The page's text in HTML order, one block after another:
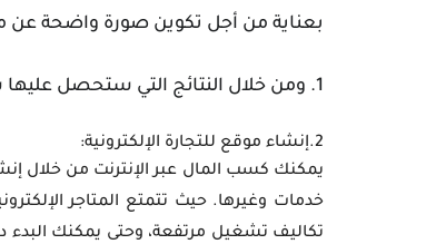
بعناية من أجل تكوين صورة واضحة
ومن خلال النتائج التي ستحصل عليها
2.إنشاء موقع للتجارة الإلكترونية:
يمكنك كسب المال عبر الإنترنت من خلال
خدمات وغيرها. حيث تتمتع المتاجر
تكاليف تشغيل مرتفعة، وحتى يمكنك البدء